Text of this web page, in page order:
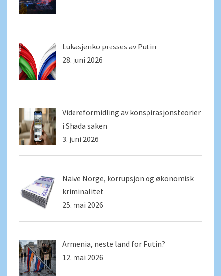
Lukasjenko presses av Putin
28. juni 2026
Videreformidling av konspirasjonsteorier
i Shada saken
3. juni 2026
Naive Norge, korrupsjon og økonomisk
kriminalitet
25. mai 2026
Armenia, neste land for Putin?
12. mai 2026